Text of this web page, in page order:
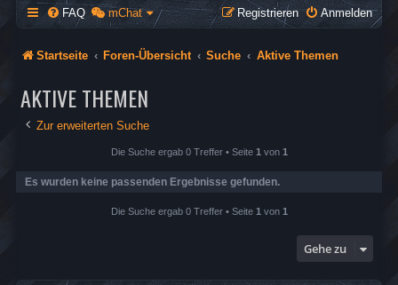
FAQ mChat Anmelden
Registrieren
Startseite Foren-Übersicht Suche Aktive Themen
AKTIVE THEMEN
Zur erweiterten Suche
Die Suche ergab 0 Treffer • Seite 1 von 1
Es wurden keine passenden Ergebnisse gefunden.
Die Suche ergab 0 Treffer • Seite 1 von 1
Gehe zu